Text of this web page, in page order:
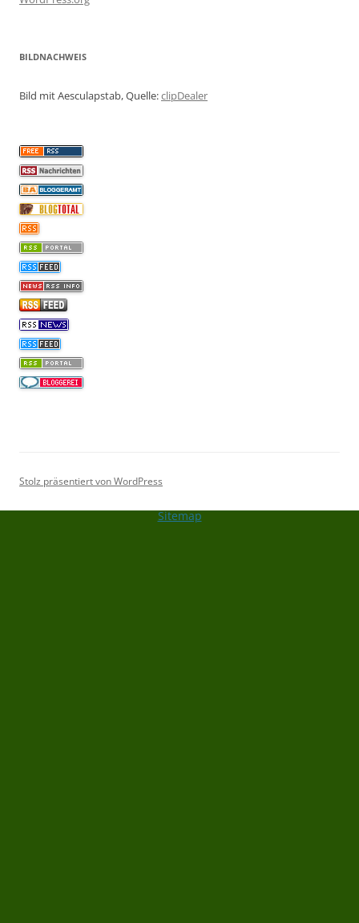
BILDNACHWEIS
Bild mit Aesculapstab, Quelle:clipDealer
Stolz präsentiert von WordPress
Sitemap